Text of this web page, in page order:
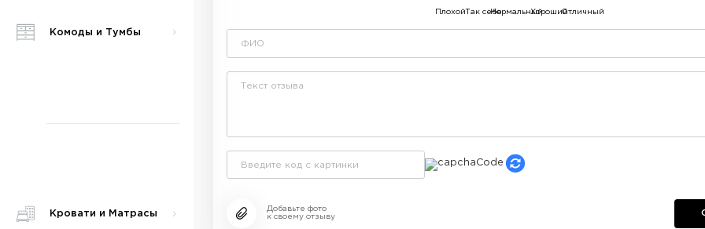
Комоды и Тумбы
Кровати и Матрасы
Отличный
Хороший
Нормальный
Так себе
Плохой
Добавьте фото
к своему отзыву